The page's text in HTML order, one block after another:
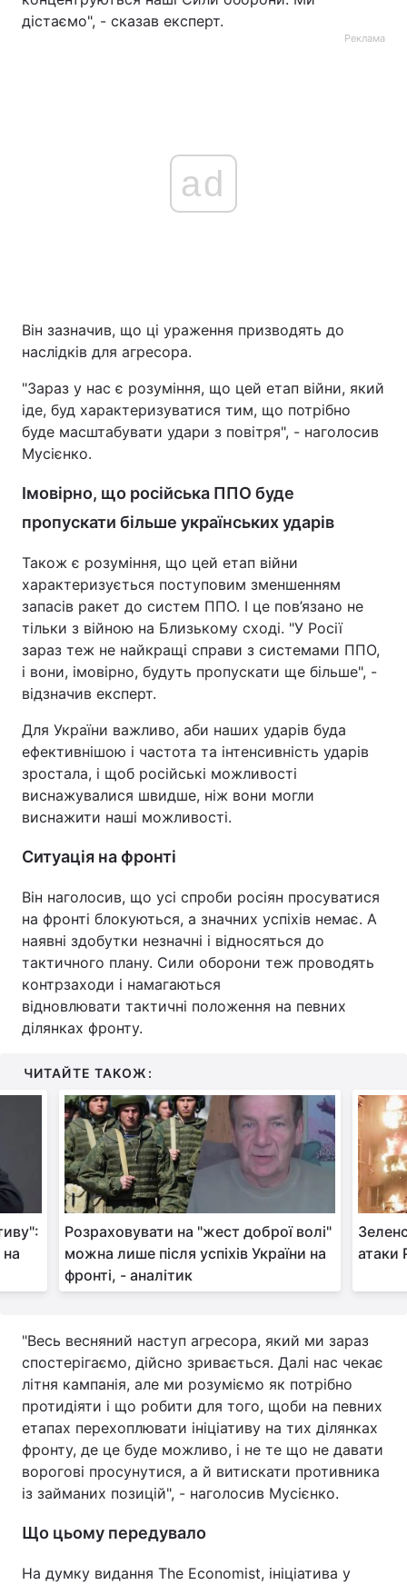
дістаємо", - сказав експерт.
Реклама
ad
Він зазначив, що ці ураження призводять до
наслідків для агресора.
"Зараз у нас є розуміння, що цей етап війни, який
іде, буд характеризуватися тим, що потрібно
буде масштабувати удари з повітря", - наголосив
Мусієнко.
Імовірно, що російська ППО буде
пропускати більше українських ударів
Також є розуміння, що цей етап війни
характеризується поступовим зменшенням
запасів ракет до систем ППО. І це пов’язано не
тільки з війною на Близькому сході. "У Росії
зараз теж не найкращі справи з системами ППО,
і вони, імовірно, будуть пропускати ще більше", -
відзначив експерт.
Для України важливо, аби наших ударів буда
ефективнішою і частота та інтенсивність ударів
зростала, і щоб російські можливості
виснажувалися швидше, ніж вони могли
виснажити наші можливості.
Ситуація на фронті
Він наголосив, що усі спроби росіян просуватися
на фронті блокуються, а значних успіхів немає. А
наявні здобутки незначні і відносяться до
тактичного плану. Сили оборони теж проводять
контрзаходи і намагаються
відновлювати тактичні положення на певних
ділянках фронту.
ЧИТАЙТЕ ТАКОЖ:
Розраховувати на "жест доброї волі"
можна лише після успіхів України на
фронті, - аналітик
атаки
"Весь весняний наступ агресора, який ми зараз
спостерігаємо, дійсно зривається. Далі нас чекає
літня кампанія, але ми розуміємо як потрібно
протидіяти і що робити для того, щоби на певних
етапах перехоплювати ініціативу на тих ділянках
фронту, де це буде можливо, і не те що не давати
ворогові просунутися, а й витискати противника
із займаних позицій", - наголосив Мусієнко.
Що цьому передувало
На думку видання The Economist, ініціатива у